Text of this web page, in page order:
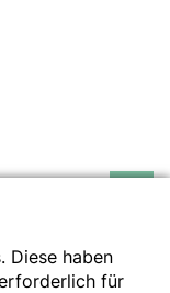
Diese haben
für